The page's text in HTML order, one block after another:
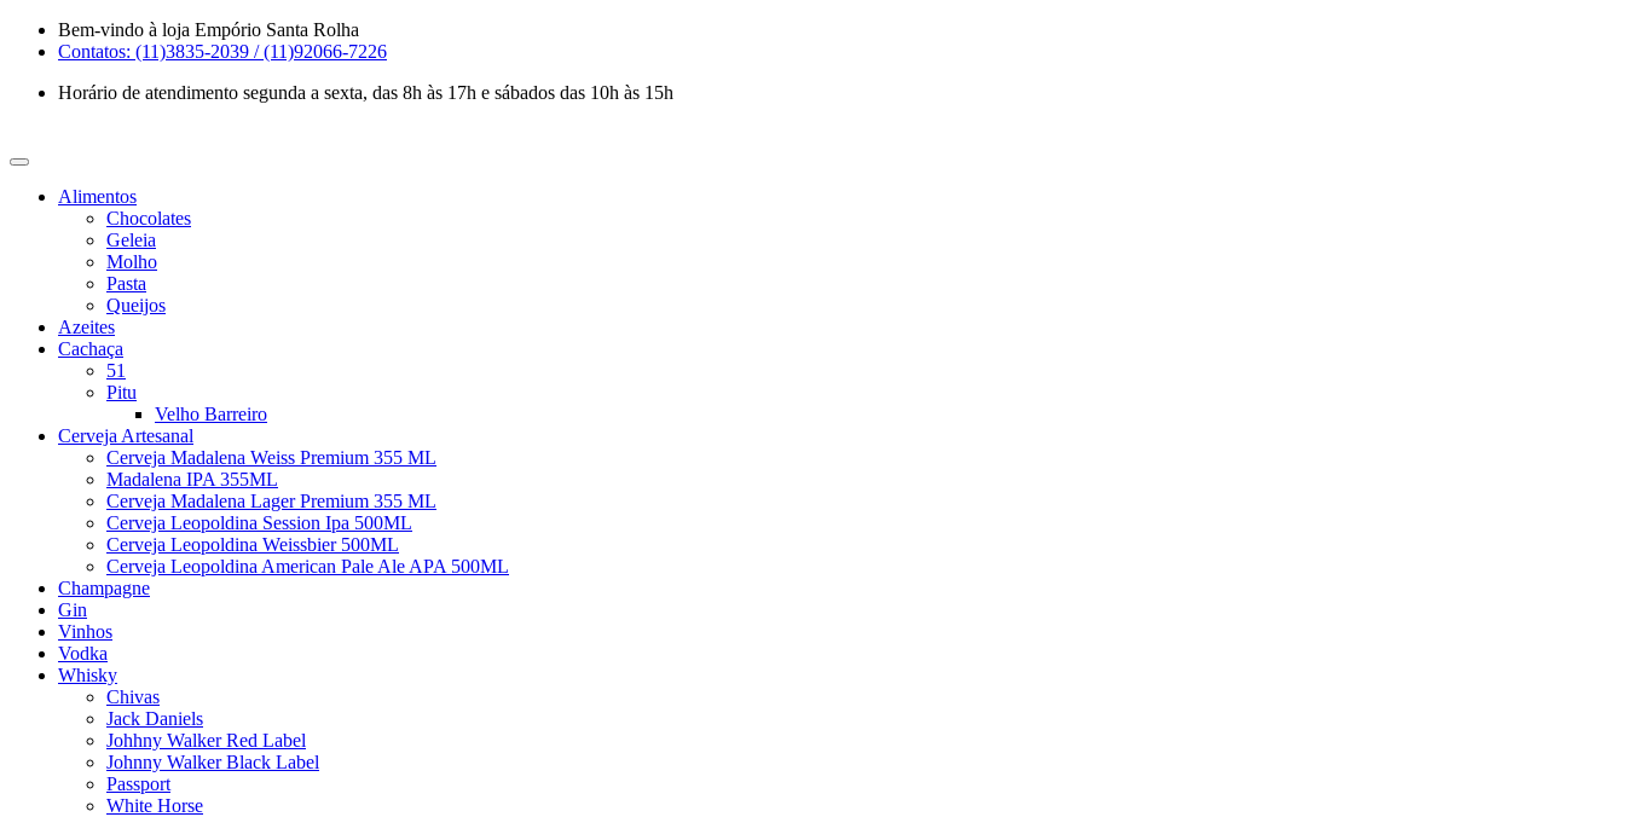
Skip
Bem-vindo à loja Empório Santa Rolha
Contatos: (11)3835-2039 / (11)92066-7226
Horário de atendimento segunda a sexta, das 8h às 17h e sábados das 10h às 15h
Alimentos
Chocolates
Geleia
Molho
Pasta
Queijos
Azeites
Cachaça
51
Pitu
Velho Barreiro
Cerveja Artesanal
Cerveja Madalena Weiss Premium 355 ML
Madalena IPA 355ML
Cerveja Madalena Lager Premium 355 ML
Cerveja Leopoldina Session Ipa 500ML
Cerveja Leopoldina Weissbier 500ML
Cerveja Leopoldina American Pale Ale APA 500ML
Champagne
Gin
Vinhos
Vodka
Whisky
Chivas
Jack Daniels
Johhny Walker Red Label
Johnny Walker Black Label
Passport
White Horse